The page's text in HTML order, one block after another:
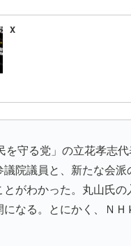
X
を守る党」の立花孝志
議院議員と、新たな会派
がわかった。丸山氏の
になる。とにかく、ＮＨ